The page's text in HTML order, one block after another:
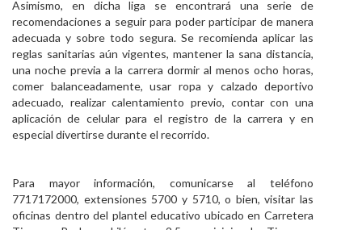
Asimismo, en dicha liga se encontrará una serie de
recomendaciones a seguir para poder participar de manera
adecuada y sobre todo segura. Se recomienda aplicar las
reglas sanitarias aún vigentes, mantener la sana distancia,
una noche previa a la carrera dormir al menos ocho horas,
comer balanceadamente, usar ropa y calzado deportivo
adecuado, realizar calentamiento previo, contar con una
aplicación de celular para el registro de la carrera y en
especial divertirse durante el recorrido.
Para mayor información, comunicarse al teléfono
7717172000, extensiones 5700 y 5710, o bien, visitar las
oficinas dentro del plantel educativo ubicado en Carretera